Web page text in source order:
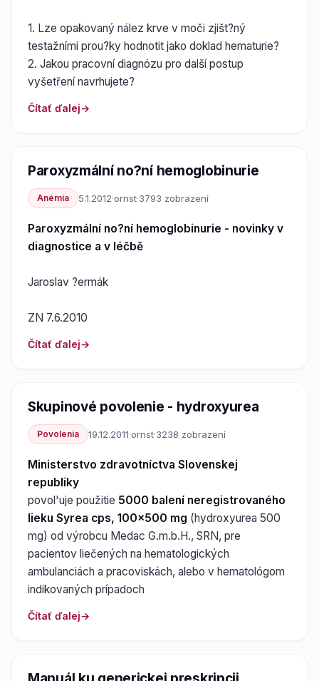
1. Lze opakovaný nález krve v moči zjišt?ný
testažními prou?ky hodnotit jako doklad hematurie?
2. Jakou pracovní diagnózu pro další postup
vyšetření navrhujete?
Čítať ďalej
Paroxyzmální no?ní hemoglobinurie
Anémia 5.1.2012·ornst·3793 zobrazení
Paroxyzmální no?ní hemoglobinurie - novinky v
diagnostice a v léčbě
Jaroslav ?ermák
ZN 7.6.2010
Čítať ďalej
Skupinové povolenie - hydroxyurea
Povolenia 19.12.2011·ornst·3238 zobrazení
Ministerstvo zdravotníctva Slovenskej
republiky
povol'uje použitie 5000 balení neregistrovaného
lieku Syrea cps, 100x500 mg (hydroxyurea 500
mg) od výrobcu Medac G.m.b.H., SRN, pre
pacientov liečených na hematologických
ambulanciách a pracoviskách, alebo v hematológom
indikovaných prípadoch
Čítať ďalej